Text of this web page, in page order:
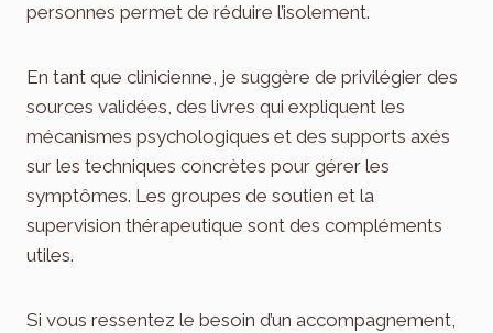
personnes permet de réduire l’isolement.
En tant que clinicienne, je suggère de privilégier des
sources validées, des livres qui expliquent les
mécanismes psychologiques et des supports axés
sur les techniques concrètes pour gérer les
symptômes. Les groupes de soutien et la
supervision thérapeutique sont des compléments
utiles.
Si vous ressentez le besoin d’un accompagnement,